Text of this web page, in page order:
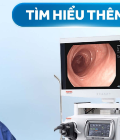
mỗi lần cắt 5 – 10 polyp,
khung đại tràng, thì có thể
tiến hành loại bỏ trong quá
bào ung thư trong các polyp
chứng, có thể chưa cần
phương pháp nội soi.
đại tràng nhỏ, dưới 0,5cm,
định loại bỏ và thực hiện